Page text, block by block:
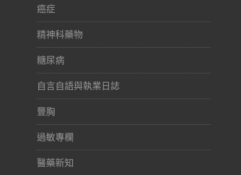
癌症
精神科藥物
糖尿病
自言自語與執業日誌
豐胸
過敏專欄
醫藥新知